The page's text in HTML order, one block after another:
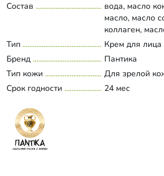
Состав
вода, масло
масло, масло
коллаген,
цетеариловый,
глицерин
ксантановая
органические
Тип
Крем для лица
Бренд
Пантика
Тип кожи
Для зрелой
Срок годности
24 мес